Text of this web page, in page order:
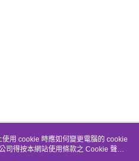
客服資訊
用 cookie 時應如何變更電腦的 cookie
司得按本網站使用條款之 Cookie 聲明